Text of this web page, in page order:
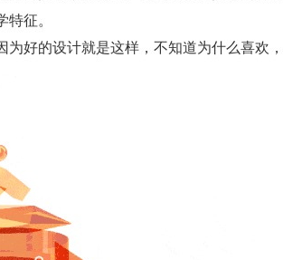
征。
为好的设计就是这样，不知道为什么喜欢，